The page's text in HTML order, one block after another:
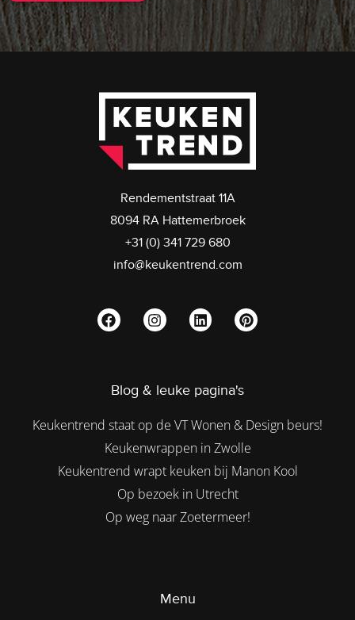
Rendementstraat 11A
8094 RA Hattemerbroek
+31 (0) 341 729 680
info@keukentrend.com
Blog & leuke pagina's
Keukentrend staat op de VT Wonen & Design beurs!
Keukenwrappen in Zwolle
Keukentrend wrapt keuken bij Manon Kool
Op bezoek in Utrecht
Op weg naar Zoetermeer!
Menu